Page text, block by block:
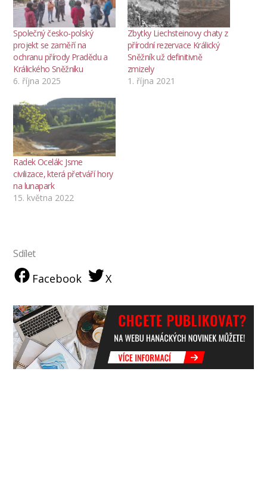
Společný česko-polský
projekt se zaměří na
ochranu přírody Pradědu a
Králického Sněžníku
6. října 2025
Zbytky Liechsteinovy chaty z
přírodní rezervace Králický
Sněžník už definitivně
zmizely
1. října 2021
Radek Ocelák: Jsme
civilizace, která přetváří hory
na lunapark
15. května 2022
Sdílet
Facebook X